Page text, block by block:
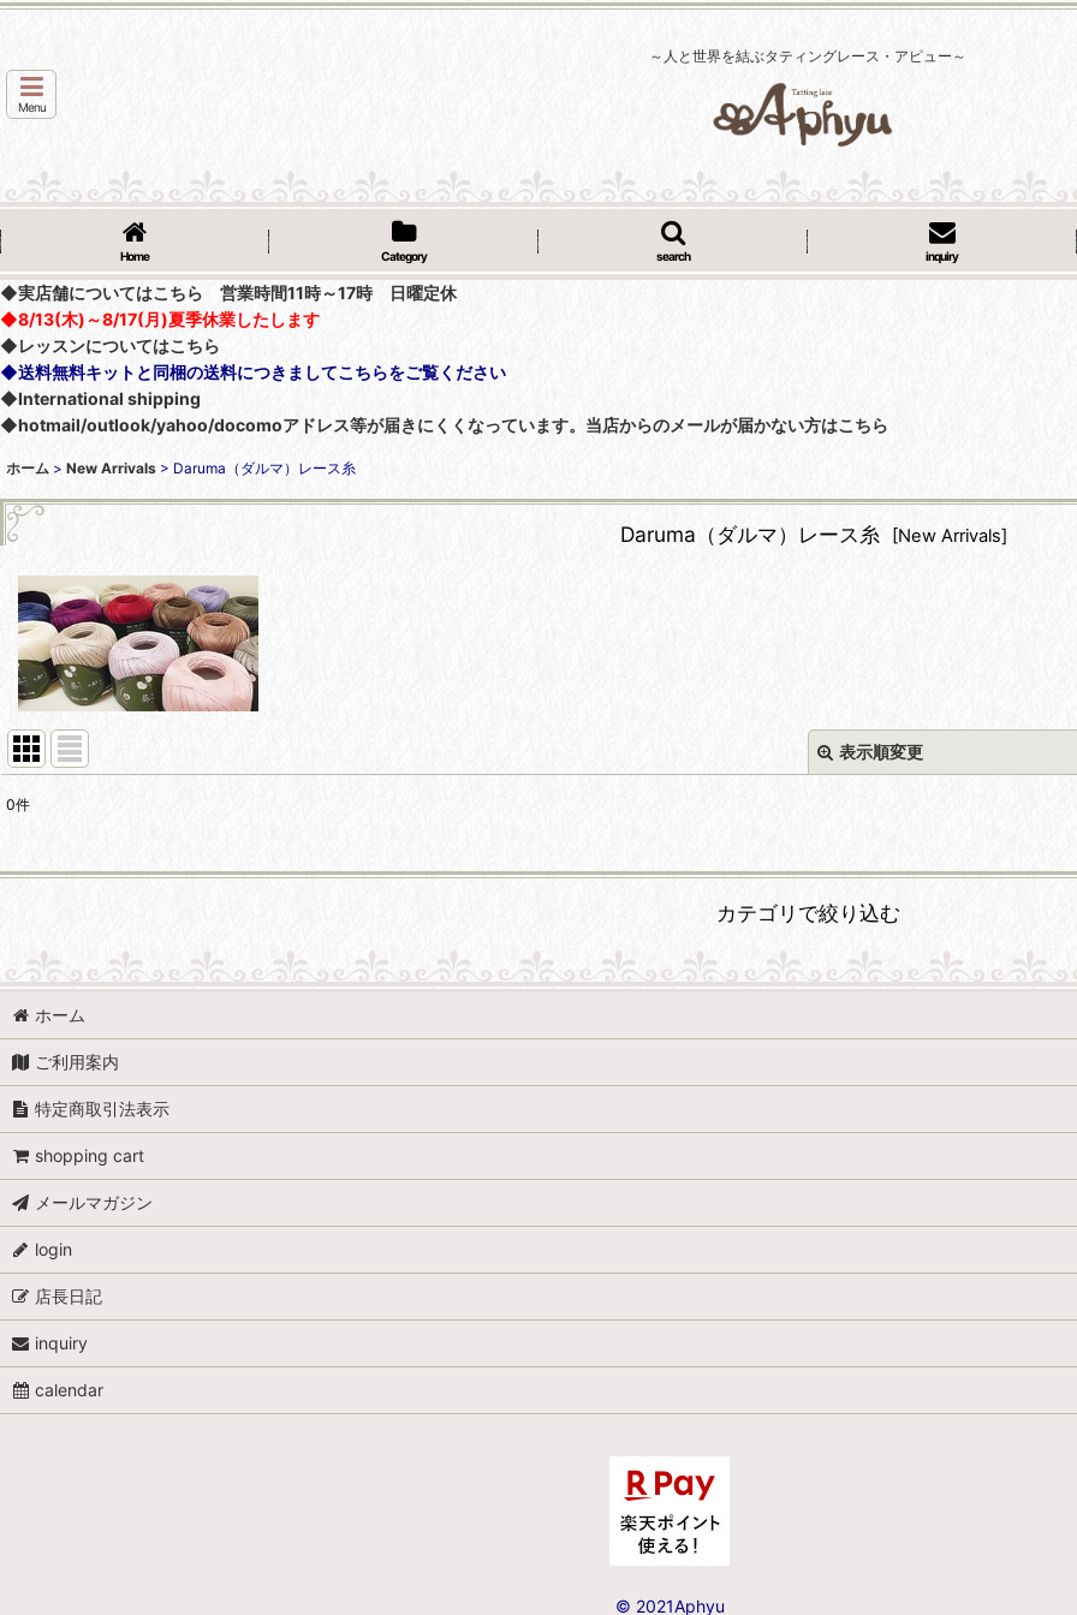
～人と世界を結ぶタティングレース・アピュー～
Menu
Home Category search inquiry
◆実店舗についてはこちら 営業時間11時～17時 日曜定休
◆8/13(木)～8/17(月)夏季休業したします
◆レッスンについてはこちら
◆送料無料キットと同梱の送料につきましてこちらをご覧ください
◆International shipping
◆hotmail/outlook/yahoo/docomoアドレス等が届きにくくなっています。当店からのメールが届かない方はこちら
ホーム > New Arrivals > Daruma（ダルマ）レース糸
Daruma（ダルマ）レース糸 New Arrivals]
表示順変更
並び順
0件
カテゴリで絞り込む
Daruma（ダルマ）レース糸 (ALL)
ダルマレース糸 ＃30 葵
ダルマレース糸 ＃60
ダルマレース糸 #80
絹のレース糸
ホーム
ご利用案内
特定商取引法表示
shopping cart
メールマガジン
login
店長日記
inquiry
calendar
© 2021Aphyu